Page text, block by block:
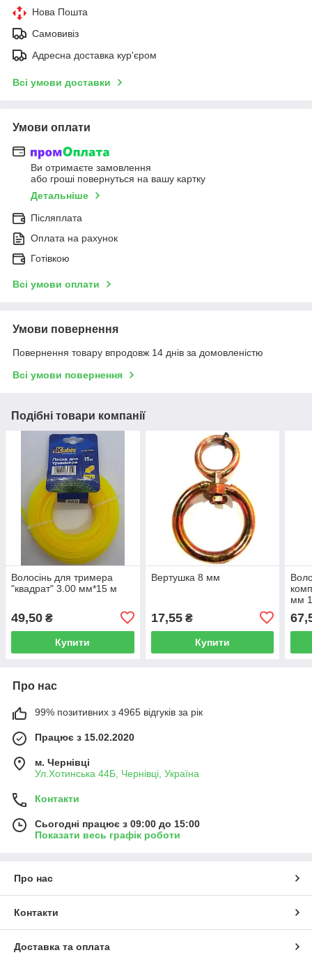
Нова Пошта
Самовивіз
Адресна доставка кур'єром
Всі умови доставки
Умови оплати
Ви отримаєте замовлення
або гроші повернуться на вашу картку
Детальніше
Післяплата
Оплата на рахунок
Готівкою
Всі умови оплати
Умови повернення
Повернення товару впродовж 14 днів за домовленістю
Всі умови повернення
Подібні товари компанії
Волосінь для тримера
"квадрат" 3.00 мм*15 м
49,50 ₴
Купити
Вертушка 8 мм
17,55₴
Купити
мм
Про нас
99% позитивних з 4965 відгуків за рік
Працює з 15.02.2020
м. Чернівці
Ул.Хотинська 44Б, Чернівці, Україна
Контакти
Сьогодні працює з 09:00 до 15:00
Показати весь графік роботи
Про нас
Контакти
Доставка та оплата